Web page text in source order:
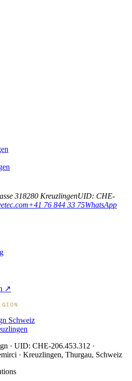
318280 KreuzlingenUID: CHE-
+41 76 844 33 75WhatsApp
↗
Schweiz
· UID: CHE-206.453.312 ·
· Kreuzlingen, Thurgau, Schweiz